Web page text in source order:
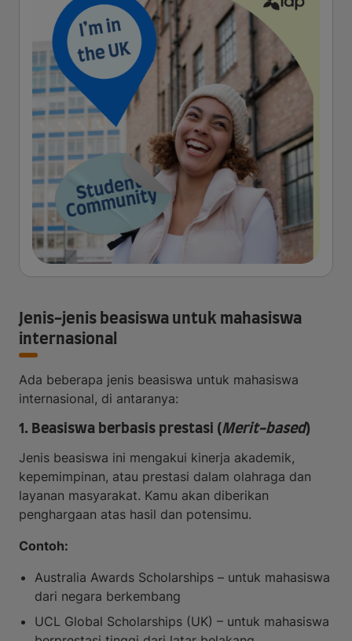
Jenis-jenis beasiswa untuk mahasiswa
internasional
Ada beberapa jenis beasiswa untuk mahasiswa
internasional, di antaranya:
1. Beasiswa berbasis prestasi (Merit-based)
Jenis beasiswa ini mengakui kinerja akademik,
kepemimpinan, atau prestasi dalam olahraga dan
layanan masyarakat. Kamu akan diberikan
penghargaan atas hasil dan potensimu.
Contoh:
Australia Awards Scholarships – untuk mahasiswa
dari negara berkembang
UCL Global Scholarships (UK) – untuk mahasiswa